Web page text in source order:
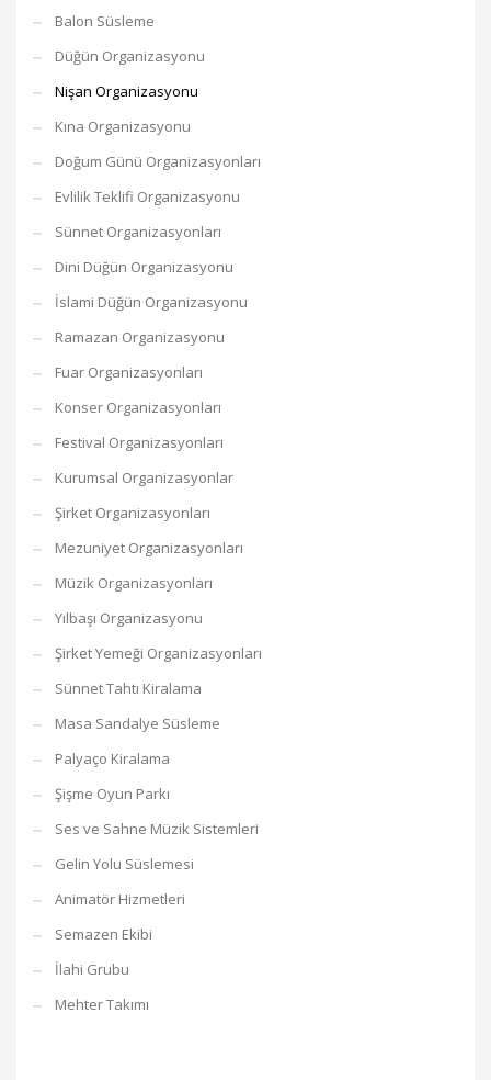
Balon Süsleme
Düğün Organizasyonu
Nişan Organizasyonu
Kına Organizasyonu
Doğum Günü Organizasyonları
Evlilik Teklifi Organizasyonu
Sünnet Organizasyonları
Dini Düğün Organizasyonu
İslami Düğün Organizasyonu
Ramazan Organizasyonu
Fuar Organizasyonları
Konser Organizasyonları
Festival Organizasyonları
Kurumsal Organizasyonlar
Şirket Organizasyonları
Mezuniyet Organizasyonları
Müzik Organizasyonları
Yılbaşı Organizasyonu
Şirket Yemeği Organizasyonları
Sünnet Tahtı Kiralama
Masa Sandalye Süsleme
Palyaço Kiralama
Şişme Oyun Parkı
Ses ve Sahne Müzik Sistemleri
Gelin Yolu Süslemesi
Animatör Hizmetleri
Semazen Ekibi
İlahi Grubu
Mehter Takımı